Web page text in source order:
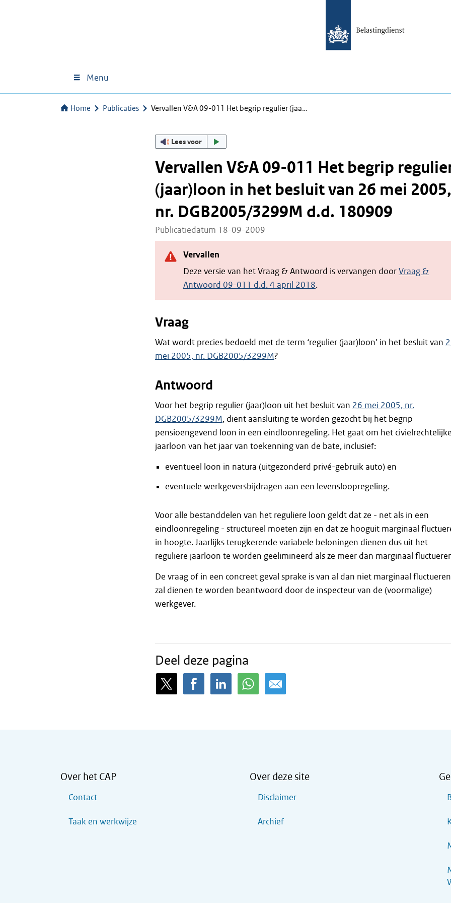
Menu
Home Publicaties Vervallen V&A 09-011 Het begrip regulier (jaa…
Lees voor
Vervallen V&A 09-011 Het begrip
(jaar)loon in het besluit van 26 mei 2005,
nr. DGB2005/3299M d.d. 180909
Publicatiedatum 18-09-2009
Vervallen
Deze versie van het Vraag & Antwoord is vervangen doorVraag &
Antwoord 09-011 d.d. 4 april 2018.
Vraag
Wat wordt precies bedoeld met de term ‘regulier (jaar)loon’ in het besluit van
mei 2005, nr. DGB2005/3299M?
Antwoord
Voor het begrip regulier (jaar)loon uit het besluit van 26 mei 2005, nr.
DGB2005/3299M, dient aansluiting te worden gezocht bij het begrip
pensioengevend loon in een eindloonregeling. Het gaat om het
jaarloon van het jaar van toekenning van de bate, inclusief:
eventueel loon in natura (uitgezonderd privé-gebruik auto) en
eventuele werkgeversbijdragen aan een levensloopregeling.
Voor alle bestanddelen van het reguliere loon geldt dat ze - net als in een
eindloonregeling - structureel moeten zijn en dat ze hooguit marginaal
in hoogte. Jaarlijks terugkerende variabele beloningen dienen dus uit het
reguliere jaarloon te worden geëlimineerd als ze meer dan marginaal
De vraag of in een concreet geval sprake is van al dan niet marginaal fluctueren
zal dienen te worden beantwoord door de inspecteur van de (voormalige)
werkgever.
Deel deze pagina
Over het CAP
Contact
Taak en werkwijze
Over deze site
Disclaimer
Archief